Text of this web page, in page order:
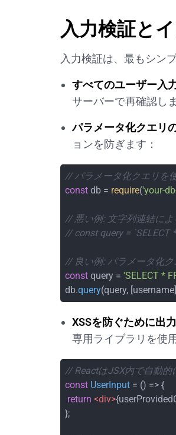
入力検証と
入力検証は、最もシン
すべてのユーザー入
サーバーで再確認しま
パラメータ化クエリ
ョンを防ぎます：
// パラメータ化クエリを
const db = require('your-
// 悪い例: 文字列連結に
// const query = `SELECT
// 良い例: パラメータ化ク
const query = 'SELECT *
db.query(query,
XSSを防ぐために出
専用ライブラリを使
// ReactはJSX内で自動
const UserInput = () => {
return <div>
};